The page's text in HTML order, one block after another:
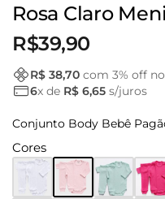
Rosa Claro
R$39,90
R$ 38,70 com 3% off
6x de R$ 6,65 s/juros
Conjunto Body Bebê
Cores